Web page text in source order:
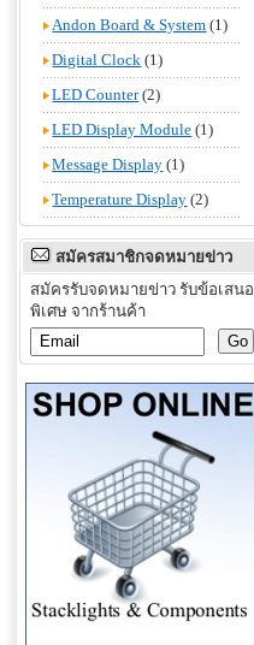
Andon Board & System (1)
Digital Clock (1)
LED Counter(2)
LED Display Module (1)
Message Display (1)
Temperature Display (2)
สมัครสมาชิกจดหมายข่าว
สมัครรับจดหมายข่าว รับข้อเสนอ
พิเศษ จากร้านค้า